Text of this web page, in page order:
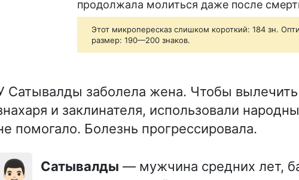
продолжала молиться даже после
Этот микропересказ слишком короткий: 184 зн.
размер: 190—200 знаков.
Сатывалды заболела жена. Чтобы вылечить
и заклинателя, использовали
помогало. Болезнь прогрессировала.
👨🏻 Сатывалды — мужчина средних лет,